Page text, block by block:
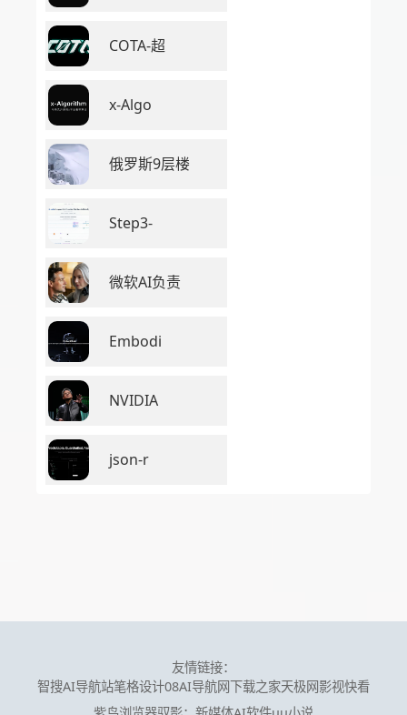
COTA-超
x-Algo
俄罗斯9层楼
Step3-
微软AI负责
Embodi
NVIDIA
json-r
友情链接：
智搜AI导航站笔格设计08AI导航网下载之家天极网影视快看